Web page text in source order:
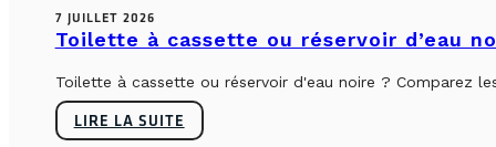
7 JUILLET 2026
Toilette à cassette ou réservoir d’eau
Toilette à cassette ou réservoir d'eau noire ? Comparez
LIRE LA SUITE